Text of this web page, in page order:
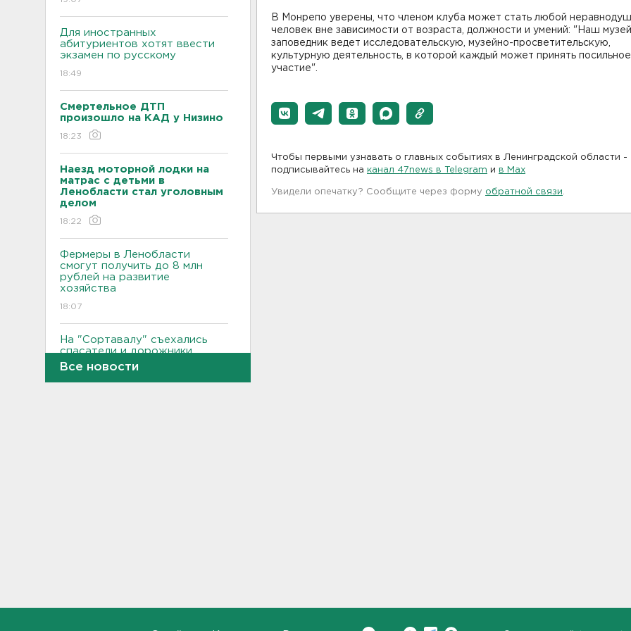
Для иностранных
абитуриентов хотят ввести
экзамен по русскому
18:49
Смертельное ДТП
произошло на КАД у Низино
18:23
Наезд моторной лодки на
матрас с детьми в
Ленобласти стал уголовным
делом
18:22
Фермеры в Ленобласти
смогут получить до 8 млн
рублей на развитие
хозяйства
18:07
На "Сортавалу" съехались
спасатели и дорожники.
Отрабатывали легенду о
крупном ДТП
гараже, а оказалось - в
Все новости
В Монрепо уверены, что членом клуба может стать любой
человек вне зависимости от возраста, должности и умений: "Наш
заповедник ведет исследовательскую, музейно-просветительскую,
культурную деятельность, в которой каждый может принять посильное
участие".
Чтобы первыми узнавать о главных событиях в Ленинградской области -
подписывайтесь на канал 47news в Telegram и в Maх
Увидели опечатку? Сообщите через форму обратной связи